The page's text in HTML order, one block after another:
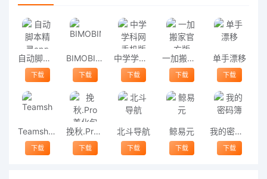
自动脚本精灵app
下载
BIMOBIMO
下载
中学学科网手机版
下载
一加搬家官方版
下载
单手漂移
下载
Teamshare
下载
挽秋.Pro美化包
下载
北斗导航
下载
鲸易元
下载
我的密码簿
下载